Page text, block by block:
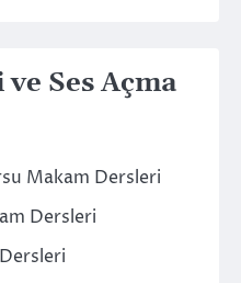
Ses Açma
Makam Dersleri
Dersleri